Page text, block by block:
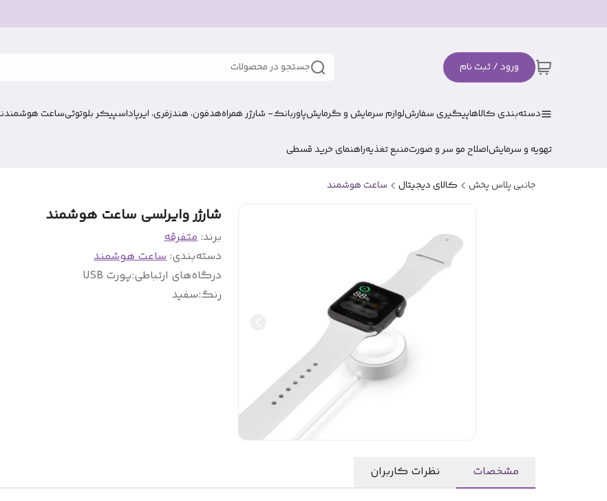
ورود / ثبت نام جستجو در محصولات
دسته‌بندی کالاهاپیگیری سفارشلوازم سرمایش و گرمایشپاوربانک- شارژر همراههدفون، هندزفری، ایرپاداسپیکر بلوتوثیساعت هوشمند
تهویه و سرمایشاصلاح مو سر و صورتمنبع تغذیهراهنمای خرید قسطی
جانبی پلاس پخش کالای دیجیتال ساعت هوشمند
شارژر وایرلسی ساعت هوشمند
برند:متفرقه
دسته‌بندی:ساعت هوشمند
درگاه‌های ارتباطی:پورت USB
رنگ:سفید
مشخصات نظرات کاربران